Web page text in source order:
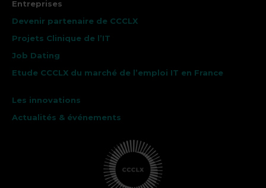
Entreprises
Devenir partenaire de CCCLX
Projets Clinique de l’IT
Job Dating
Etude CCCLX du marché de l’emploi IT en France
Les innovations
Actualités & événements